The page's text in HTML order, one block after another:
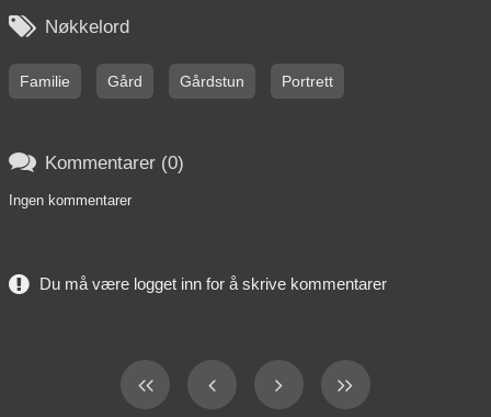
 Nøkkelord
Familie Gård Gårdstun Portrett
 Kommentarer (0)
Ingen kommentarer
Du må være logget inn for å skrive kommentarer